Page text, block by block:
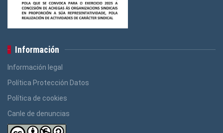
Información
Información legal
Política Protección Datos
Política de cookies
Canle de denuncias